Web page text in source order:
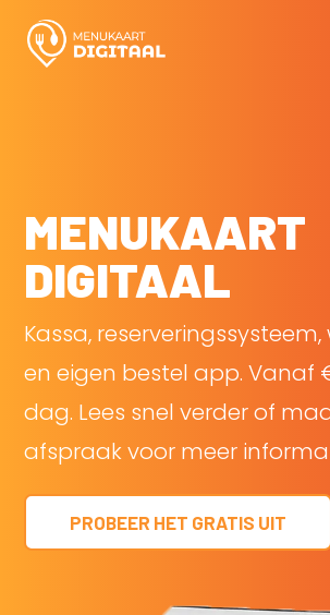
MENUKAART
DIGITAAL
Kassa,
en eigen bestel app. Vanaf
dag. Lees snel verder of
afspraak voor meer
PROBEER HET GRATIS UIT